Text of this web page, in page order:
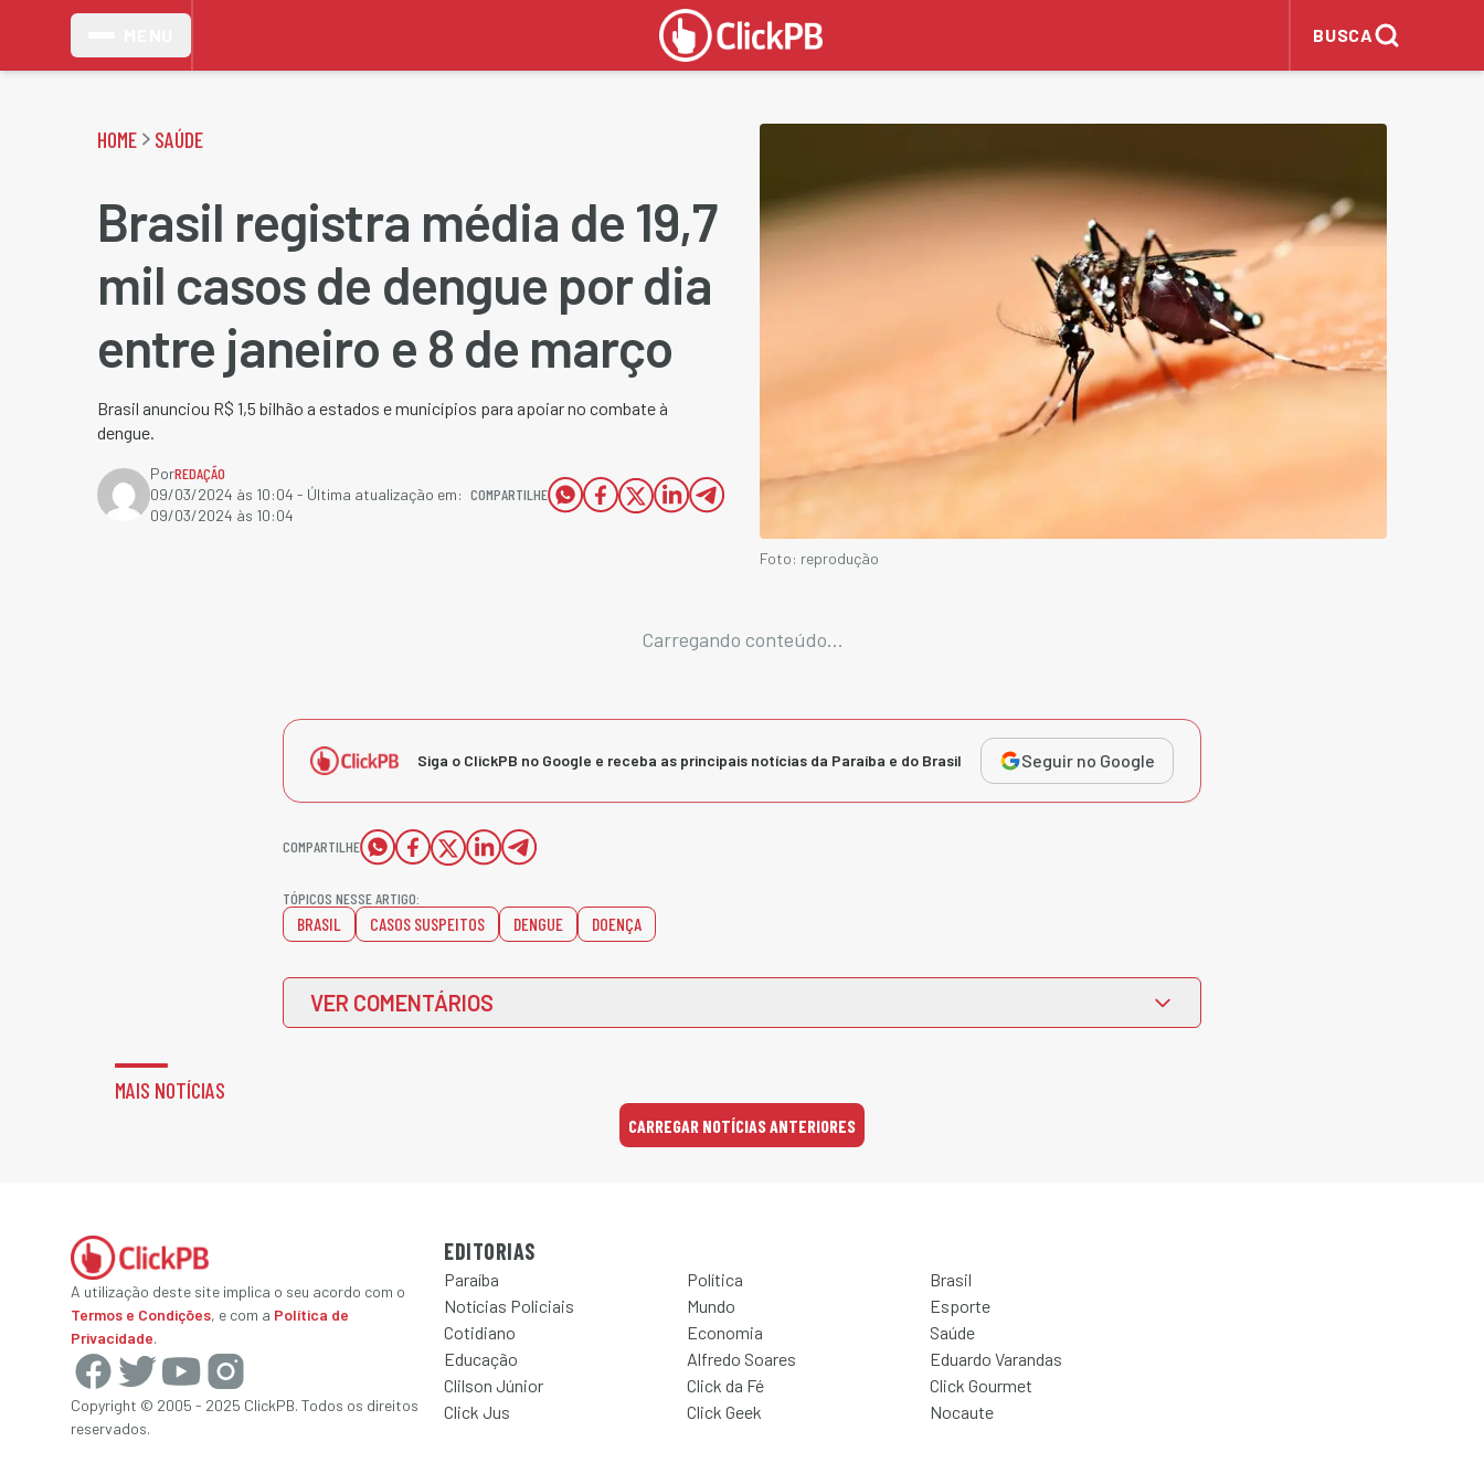
BUSCA
HOME SAÚDE
Brasil registra média de 19,7
mil casos de dengue por dia
entre janeiro e 8 de março
Brasil anunciou R$ 1,5 bilhão a estados e municípios para apoiar no combate à
dengue.
PorREDAÇÃO
09/03/2024 às 10:04 - Última atualização em:
09/03/2024 às 10:04
COMPARTILHE
Foto: reprodução
Carregando conteúdo...
Siga o ClickPB no Google e receba as principais notícias da Paraíba e do Brasil Seguir no Google
COMPARTILHE
TÓPICOS NESSE ARTIGO:
BRASIL CASOS SUSPEITOS DENGUE DOENÇA
VER COMENTÁRIOS
MAIS NOTÍCIAS
CARREGAR NOTÍCIAS ANTERIORES
A utilização deste site implica o seu acordo com o
Termos e Condições, e com a Política de
Privacidade.
Copyright © 2005 - 2025 ClickPB. Todos os direitos
reservados.
EDITORIAS
Paraíba Política
Brasil
Notícias Policiais
Mundo
Esporte
Cotidiano
Economia
Saúde
Educação
Alfredo Soares
Eduardo Varandas
Clilson Júnior
Click da Fé
Click Gourmet
Click Jus
Click Geek Nocaute